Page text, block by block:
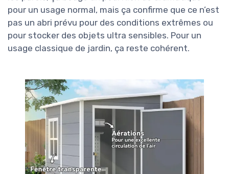
pour un usage normal, mais ça confirme que ce n’est
pas un abri prévu pour des conditions extrêmes ou
pour stocker des objets ultra sensibles. Pour un
usage classique de jardin, ça reste cohérent.